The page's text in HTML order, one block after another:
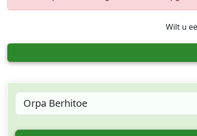
Wilt u